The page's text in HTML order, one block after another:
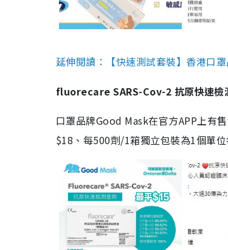
延伸閱讀：【快速測試套裝】香港口
fluorecare SARS-Cov-2 抗原快速檢
口罩品牌Good Mask在官方APP上有
$18、每500劑/1箱獨立包裝為1個單